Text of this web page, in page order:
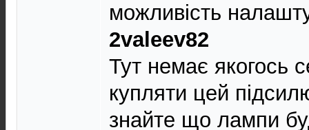
можливість
2valeev82
Тут немає якогось
купляти цей
знайте що лампи